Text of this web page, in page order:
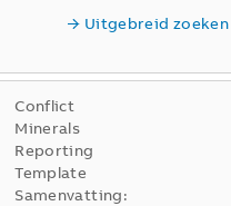
Uitgebreid zoeken
Conflict
Minerals
Reporting
Template
Samenvatting: